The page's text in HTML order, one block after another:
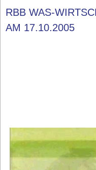
RBB WAS-
AM 17.10.2005